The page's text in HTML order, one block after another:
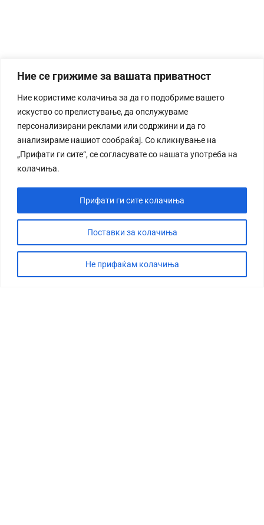
Ние се грижиме за вашата приватност
Ние користиме колачиња за да го подобриме вашето
искуство со прелистување, да опслужуваме
персонализирани реклами или содржини и да го
анализираме нашиот сообраќај. Со кликнување на
„Прифати ги сите“, се согласувате со нашата употреба на
колачиња.
Поставки за колачиња
Не прифаќам колачиња
Прифати ги сите колачиња